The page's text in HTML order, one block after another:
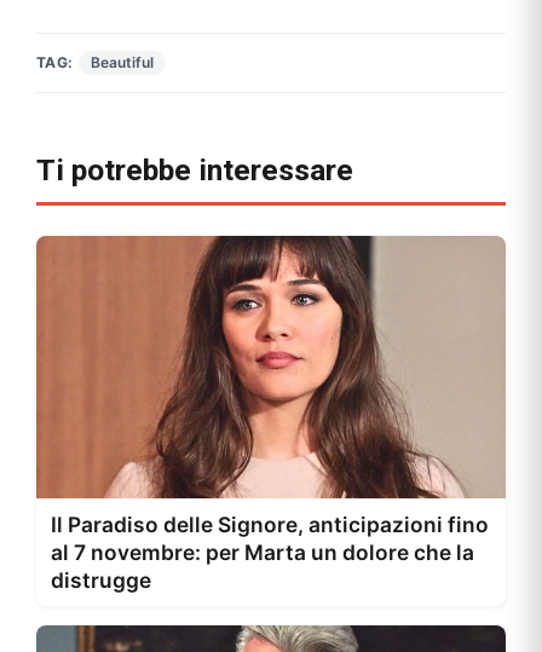
TAG: Beautiful
Ti potrebbe interessare
Il Paradiso delle Signore, anticipazioni fino
al 7 novembre: per Marta un dolore che la
distrugge